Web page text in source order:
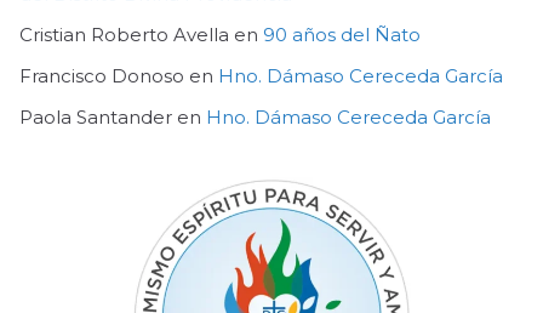
Cristian Roberto Avella en 90 años del Ñato
Francisco Donoso en Hno. Dámaso Cereceda García
Paola Santander en Hno. Dámaso Cereceda García